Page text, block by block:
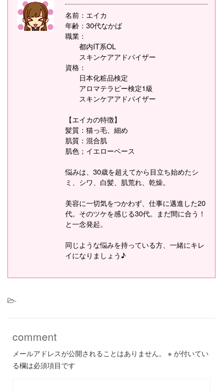
名前：エイカ
年齢：30代なかば
職業：
都内IT系OL
スキンケアアドバイザー
資格：
日本化粧品検定
アロマテラピー検定1級
スキンケアアドバイザー
【エイカの特徴】
髪質：猫っ毛、細め
肌質：混合肌
肌色；イエローベース
悩みは、30歳を超えてから目立ち始めたシ
ミ、シワ、白髪、肌荒れ、乾燥。
美容に一切気をつかわず、仕事に邁進した20
代。そのツケを感じる30代。まだ間に合う！
と一念発起。
同じような悩みを持っている方、一緒にキレ
イになりましょう♪
-
comment
メールアドレスが公開されることはありません。 ※ が付いてい
る欄は必須項目です